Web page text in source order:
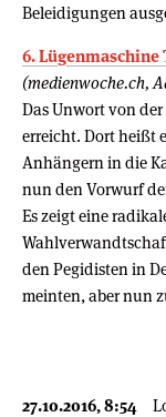
Beleidigungen
6.
(medienwoche.ch,
Das Unwort von
erreicht. Dort heißt
Anhängern in die
nun den Vorwurf
Es zeigt eine
den Pegidisten in
meinten, aber nun
27.10.2016, 8:54